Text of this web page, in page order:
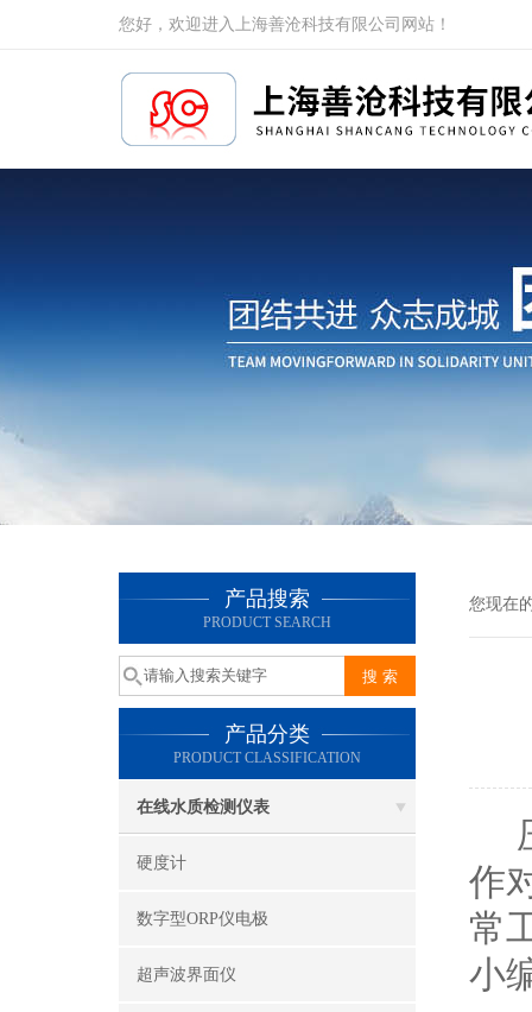
您好，欢迎进入上海善沧科技有限公司网站！
产品搜索
PRODUCT SEARCH
产品分类
PRODUCT CLASSIFICATION
在线水质检测仪表
硬度计
数字型ORP仪电极
超声波界面仪
您现在
作
常
小